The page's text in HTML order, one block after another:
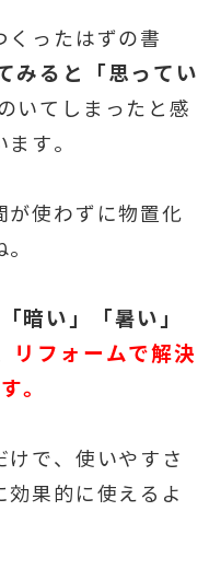
くったはずの書
みると「思ってい
いてしまったと感
す。
が使わずに物置化
暗い」「暑い」
リフォームで解決
。
けで、使いやすさ
果的に使えるよ